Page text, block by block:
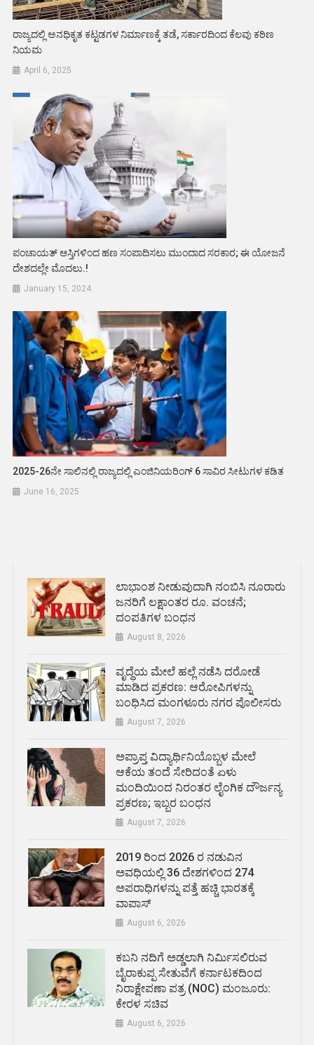
ರಾಜ್ಯದಲ್ಲಿ ಅನಧಿಕೃತ ಕಟ್ಟಡಗಳ ನಿರ್ಮಾಣಕ್ಕೆ ತಡೆ, ಸರ್ಕಾರದಿಂದ ಕೆಲವು ಕಠಿಣ
ನಿಯಮ
April 6, 2025
ಪಂಚಾಯತ್ ಆಸ್ತಿಗಳಿಂದ ಹಣ ಸಂಪಾದಿಸಲು ಮುಂದಾದ ಸರಕಾರ; ಈ ಯೋಜನೆ
ದೇಶದಲ್ಲೇ ಮೊದಲು.!
January 15, 2024
2025-26ನೇ ಸಾಲಿನಲ್ಲಿ ರಾಜ್ಯದಲ್ಲಿ ಎಂಜಿನಿಯರಿಂಗ್ 6 ಸಾವಿರ ಸೀಟುಗಳ ಕಡಿತ
June 16, 2025
ಲಾಭಾಂಶ ನೀಡುವುದಾಗಿ ನಂಬಿಸಿ ನೂರಾರು
ಜನರಿಗೆ ಲಕ್ಷಾಂತರ ರೂ. ವಂಚನೆ;
ದಂಪತಿಗಳ ಬಂಧನ
August 8, 2026
ವೃದ್ಧೆಯ ಮೇಲೆ ಹಲ್ಲೆ ನಡೆಸಿ ದರೋಡೆ
ಮಾಡಿದ ಪ್ರಕರಣ: ಆರೋಪಿಗಳನ್ನು
ಬಂಧಿಸಿದ ಮಂಗಳೂರು ನಗರ ಪೊಲೀಸರು
August 7, 2026
ಅಪ್ರಾಪ್ತ ವಿದ್ಯಾರ್ಥಿನಿಯೊಬ್ಬಳ ಮೇಲೆ
ಆಕೆಯ ತಂದೆ ಸೇರಿದಂತೆ ಏಳು
ಮಂದಿಯಿಂದ ನಿರಂತರ ಲೈಂಗಿಕ ದೌರ್ಜನ್ಯ
ಪ್ರಕರಣ; ಇಬ್ಬರ ಬಂಧನ
August 7, 2026
2019 ರಿಂದ 2026 ರ ನಡುವಿನ
ಅವಧಿಯಲ್ಲಿ 36 ದೇಶಗಳಿಂದ 274
ಅಪರಾಧಿಗಳನ್ನು ಪತ್ತೆ ಹಚ್ಚಿ ಭಾರತಕ್ಕೆ
ವಾಪಾಸ್
August 6, 2026
ಕಬನಿ ನದಿಗೆ ಅಡ್ಡಲಾಗಿ ನಿರ್ಮಿಸಲಿರುವ
ಬೈರಾಕುಪ್ಪ ಸೇತುವೆಗೆ ಕರ್ನಾಟಕದಿಂದ
ನಿರಾಕ್ಷೇಪಣಾ ಪತ್ರ (NOC) ಮಂಜೂರು:
ಕೇರಳ ಸಚಿವ
August 6, 2026